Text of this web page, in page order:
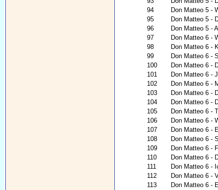
94
Don Matteo 5 -
95
Don Matteo 5 -
96
Don Matteo 5 -
97
Don Matteo 6 -
98
Don Matteo 6 -
99
Don Matteo 6 -
100
Don Matteo 6 -
101
Don Matteo 6 -
102
Don Matteo 6 -
103
Don Matteo 6 -
104
Don Matteo 6 -
105
Don Matteo 6 -
106
Don Matteo 6 -
107
Don Matteo 6 -
108
Don Matteo 6 -
109
Don Matteo 6 -
110
Don Matteo 6 -
111
Don Matteo 6 -
112
Don Matteo 6 -
113
Don Matteo 6 -